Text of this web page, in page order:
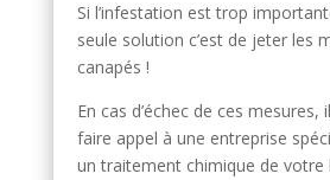
Si l’infestation est trop
seule solution c’est de jeter les
canapés !
En cas d’échec de ces mesures,
faire appel à une entreprise
un traitement chimique de votre